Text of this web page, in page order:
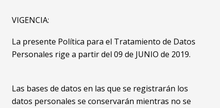
VIGENCIA:
La presente Política para el Tratamiento de Datos
Personales rige a partir del 09 de JUNIO de 2019.
Las bases de datos en las que se registrarán los
datos personales se conservarán mientras no se